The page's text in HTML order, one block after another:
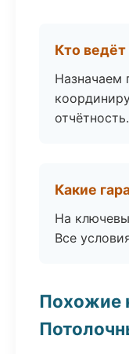
Кто ведёт
Назначаем
отчётность.
Какие
На
Все
Похожие